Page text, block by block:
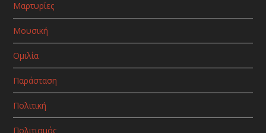
Μαρτυρίες
Μουσική
Ομιλία
Παράσταση
Πολιτική
Πολιτισμός